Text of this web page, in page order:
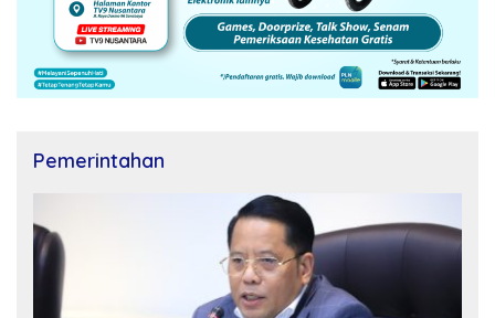
Pemerintahan